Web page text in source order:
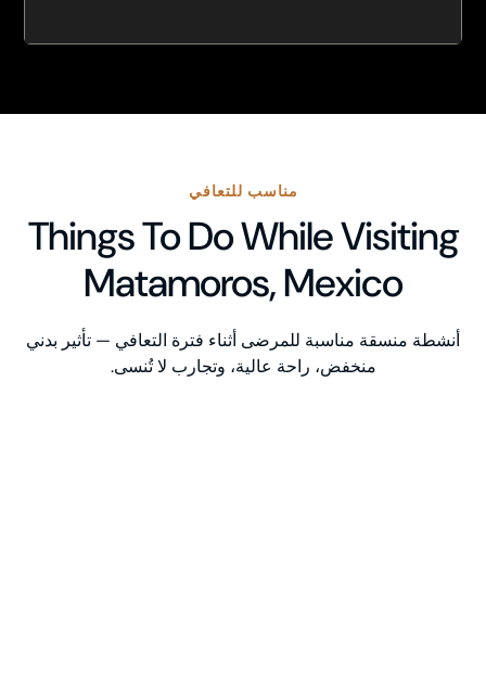
مناسب للتعافي
Things To Do While Visiting
Matamoros, Mexico
أنشطة منسقة مناسبة للمرضى أثناء فترة التعافي — تأثير بدني
منخفض، راحة عالية، وتجارب لا تُنسى.